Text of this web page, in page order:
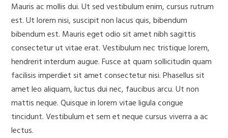
Mauris ac mollis dui. Ut sed vestibulum enim, cursus rutrum
est. Ut lorem nisi, suscipit non lacus quis, bibendum
bibendum est. Mauris eget odio sit amet nibh sagittis
consectetur ut vitae erat. Vestibulum nec tristique lorem,
hendrerit interdum augue. Fusce at quam sollicitudin quam
facilisis imperdiet sit amet consectetur nisi. Phasellus sit
amet leo aliquam, luctus dui nec, faucibus arcu. Ut non
mattis neque. Quisque in lorem vitae ligula congue
tincidunt. Vestibulum et sem et neque cursus viverra a ac
lectus.